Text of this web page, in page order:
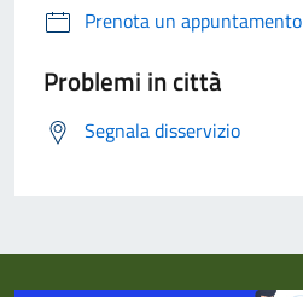
Prenota un appuntamento
Problemi in città
Segnala disservizio